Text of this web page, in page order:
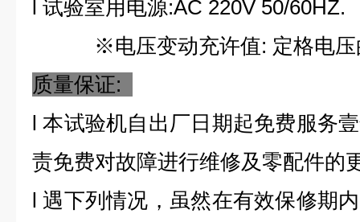
试验室用电源:AC 220V 50/60HZ.
※电压变动充许值: 定格电压
质量保证:
l本试验机自出厂日期起免费服务
责免费对故障进行维修及零配件的
l遇下列情况，虽然在有效保修期